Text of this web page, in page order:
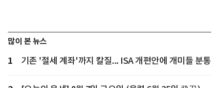
많이 본 뉴스
1 기존 '절세 계좌'까지 칼질... ISA 개편안에 개미들 분통